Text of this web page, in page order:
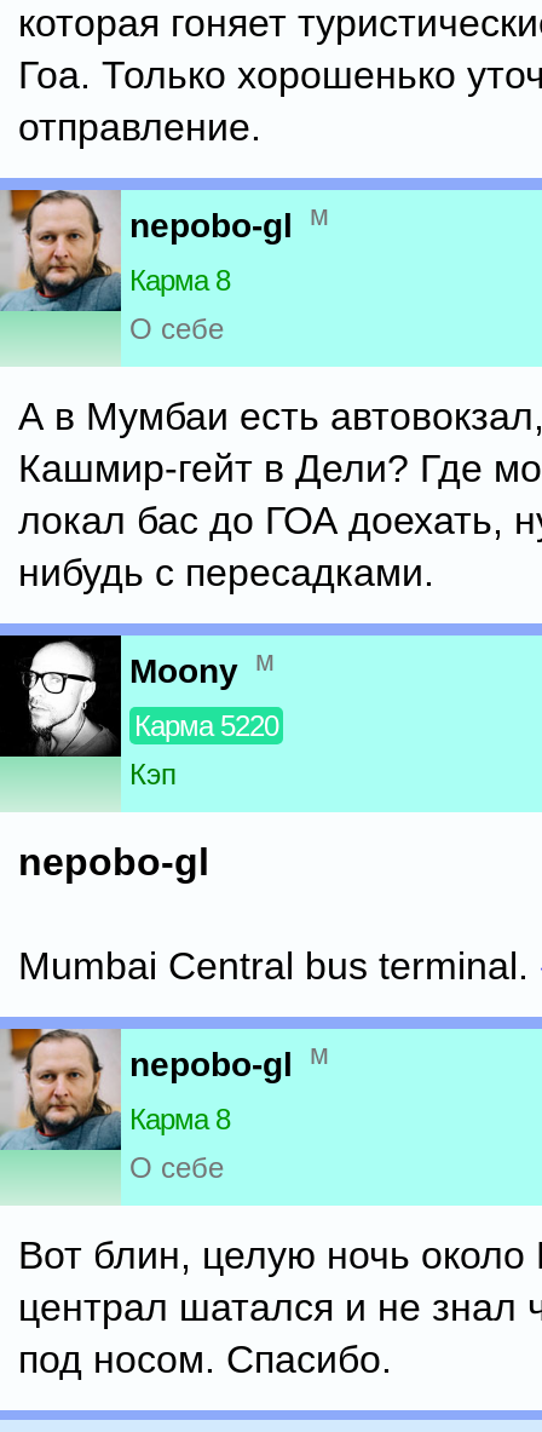
которая гоняет
Гоа. Только хорошенько
отправление.
nepobo-gl м
Карма 8
О себе
А в Мумбаи есть
Кашмир-гейт в Дели? Где
локал бас до ГОА доехать,
нибудь с пересадками.
Moony м
Карма 5220
Кэп
nepobo-gl
Mumbai Central bus terminal.
nepobo-gl м
Карма 8
О себе
Вот блин, целую ночь
централ шатался и не знал
под носом. Спасибо.